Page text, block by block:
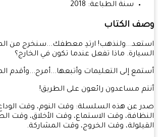
سنة الطباعة: 2018
الكتاب
ارتدِ معطفك...سنخرج من
ماذا تفعل عندما تكون في الخارج؟
إلى التعليمات وأتبعها...أمرح...وأقدم
مساعدون رائعون على الطريق!
عن هذه السلسلة: وقت النوم، وقت الوداع،
وقت الاستماع، وقت الأخلاق، وقت
وقت الخروج، وقت المشاركة.